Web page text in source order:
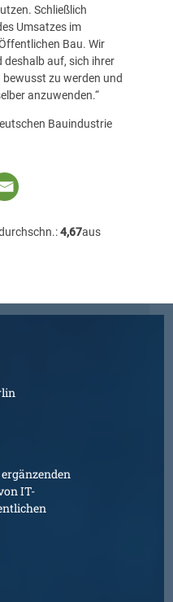
Schließlich
Umsatzes im
Bau. Wir
auf, sich ihrer
zu werden und
anzuwenden.“
Bauindustrie
4,67aus
IT-